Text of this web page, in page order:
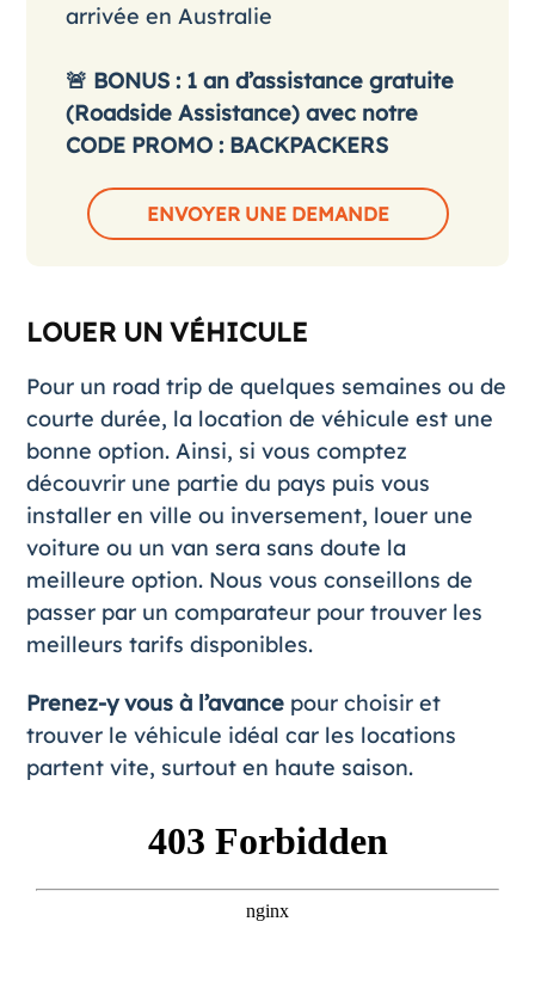
arrivée en Australie
🚨 BONUS : 1 an d’assistance gratuite
(Roadside Assistance) avec notre
CODE PROMO : BACKPACKERS
ENVOYER UNE DEMANDE
LOUER UN VÉHICULE
Pour un road trip de quelques semaines ou de
courte durée, la location de véhicule est une
bonne option. Ainsi, si vous comptez
découvrir une partie du pays puis vous
installer en ville ou inversement, louer une
voiture ou un van sera sans doute la
meilleure option. Nous vous conseillons de
passer par un comparateurpour trouver les
meilleurs tarifs disponibles.
Prenez-y vous à l’avance pour choisir et
trouver le véhicule idéal car les locations
partent vite, surtout en haute saison.